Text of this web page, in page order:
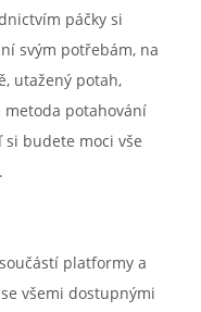
páčky si
svým potřebám, na
utažený potah,
potahování
budete moci vše
platformy a
všemi dostupnými